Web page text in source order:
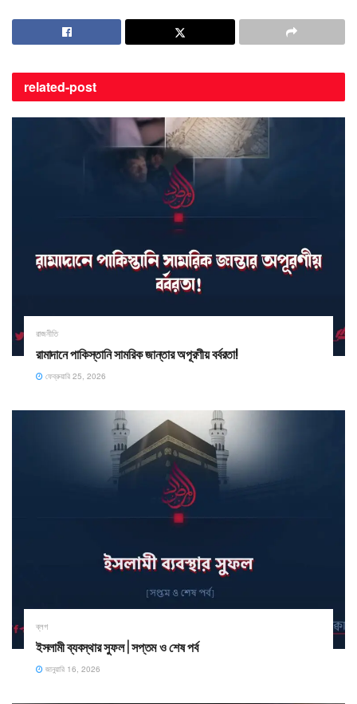
related-post
রাজনীতি
রামাদানে পাকিস্তানি সামরিক জান্তার অপূরণীয় বর্বরতা! ​
ফেব্রুয়ারি 25, 2026
ব্লগ
ইসলামী ব্যবস্থার সুফল | সপ্তম ও শেষ পর্ব
জানুয়ারি 16, 2026